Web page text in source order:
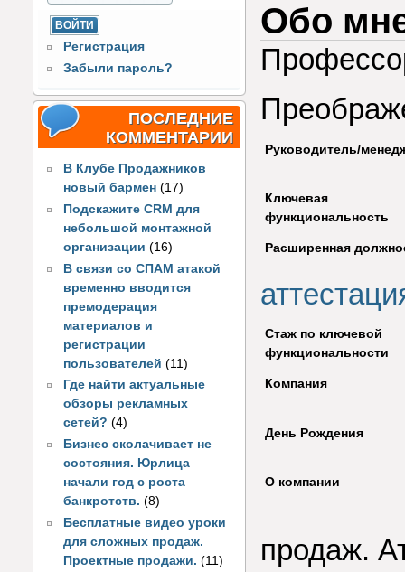
Регистрация
Забыли пароль?
ПОСЛЕДНИЕ
КОММЕНТАРИИ
В Клубе Продажников
новый бармен (17)
Подскажите CRM для
небольшой монтажной
организации (16)
В связи со СПАМ атакой
временно вводится
премодерация
материалов и
регистрации
пользователей(11)
Где найти актуальные
обзоры рекламных
сетей? (4)
Бизнес сколачивает не
состояния. Юрлица
начали год с роста
банкротств. (8)
Бесплатные видео уроки
для сложных продаж.
Проектные продажи. (11)
Обо
Руководитель/
Ключевая
функциональность
Расширенная
Стаж по ключевой
функциональности
Компания
День Рождения
О компании
продаж.